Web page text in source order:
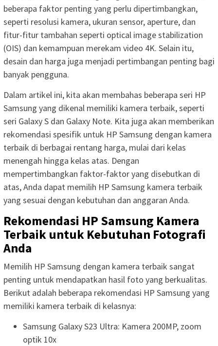
beberapa faktor penting yang perlu dipertimbangkan,
seperti resolusi kamera, ukuran sensor, aperture, dan
fitur-fitur tambahan seperti optical image stabilization
(OIS) dan kemampuan merekam video 4K. Selain itu,
desain dan harga juga menjadi pertimbangan penting bagi
banyak pengguna.
Dalam artikel ini, kita akan membahas beberapa seri HP
Samsung yang dikenal memiliki kamera terbaik, seperti
seri Galaxy S dan Galaxy Note. Kita juga akan memberikan
rekomendasi spesifik untuk HP Samsung dengan kamera
terbaik di berbagai rentang harga, mulai dari kelas
menengah hingga kelas atas. Dengan
mempertimbangkan faktor-faktor yang disebutkan di
atas, Anda dapat memilih HP Samsung kamera terbaik
yang sesuai dengan kebutuhan dan anggaran Anda.
Rekomendasi HP Samsung Kamera
Terbaik untuk Kebutuhan Fotografi
Anda
Memilih HP Samsung dengan kamera terbaik sangat
penting untuk mendapatkan hasil foto yang berkualitas.
Berikut adalah beberapa rekomendasi HP Samsung yang
memiliki kamera terbaik di kelasnya:
Samsung Galaxy S23 Ultra: Kamera 200MP, zoom
optik 10x